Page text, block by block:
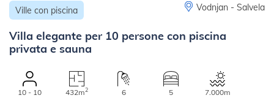
Ville con piscina Vodnjan - Salvela
Villa elegante per 10 persone con piscina
privata e sauna
10 - 10 432m2 6 5 7.000m